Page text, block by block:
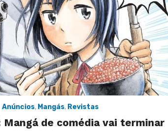
Anúncios, Mangás, Revistas
Mangá de comédia vai terminar